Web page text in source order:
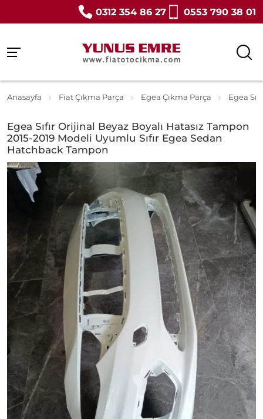
0312 354 86 27 0553 790 38 01
Anasayfa Fiat Çıkma Parça Egea Çıkma Parça Egea
Egea Sıfır Orijinal Beyaz Boyalı Hatasız Tampon
2015-2019 Modeli Uyumlu Sıfır Egea Sedan
Hatchback Tampon